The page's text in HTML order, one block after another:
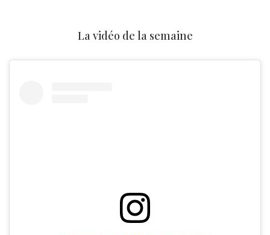
La vidéo de la semaine